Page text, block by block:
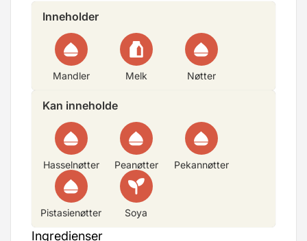
Inneholder
Mandler Melk Nøtter
Kan inneholde
Hasselnøtter Peanøtter Pekannøtter
Pistasienøtter Soya
Ingredienser